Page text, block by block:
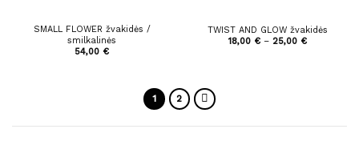
SMALL FLOWER žvakidės /
smilkalinės
54,00 €
TWIST AND GLOW žvakidės
18,00 € – 25,00 €Price
1 2